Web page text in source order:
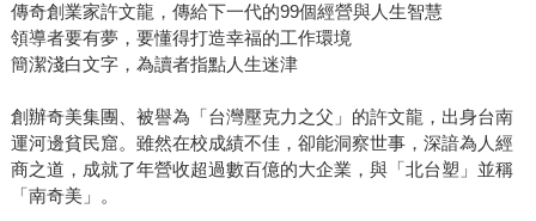
傳奇創業家許文龍，傳給下一代的99個經營與人生智慧
領導者要有夢，要懂得打造幸福的工作環境
簡潔淺白文字，為讀者指點人生迷津
創辦奇美集團、被譽為「台灣壓克力之父」的許文龍，出身台南
運河邊貧民窟。雖然在校成績不佳，卻能洞察世事，深諳為人經
商之道，成就了年營收超過數百億的大企業，與「北台塑」並稱
「南奇美」。